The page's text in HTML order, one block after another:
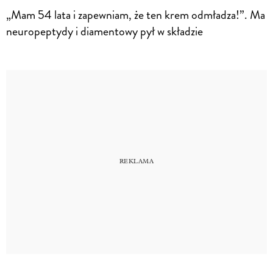
„Mam 54 lata i zapewniam, że ten krem odmładza!”. Ma
neuropeptydy i diamentowy pył w składzie